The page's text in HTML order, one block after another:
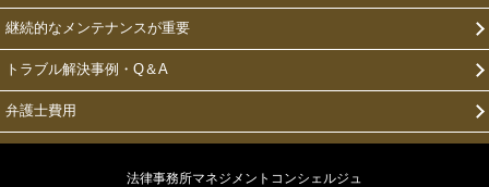
継続的なメンテナンスが重要
トラブル解決事例・Q＆A
弁護士費用
法律事務所マネジメントコンシェルジュ